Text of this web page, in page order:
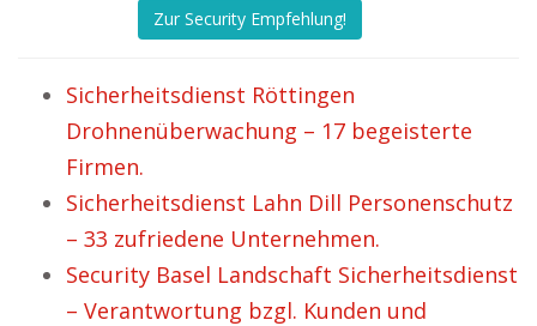
Zur Security Empfehlung!
Sicherheitsdienst Röttingen
Drohnenüberwachung – 17 begeisterte
Firmen.
Sicherheitsdienst Lahn Dill Personenschutz
– 33 zufriedene Unternehmen.
Security Basel Landschaft Sicherheitsdienst
– Verantwortung bzgl. Kunden und